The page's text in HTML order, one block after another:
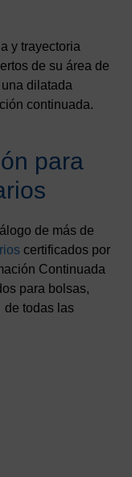
y trayectoria
de su área de
dilatada
continuada.
para
de más de
certificados por
Continuada
para bolsas,
de todas las